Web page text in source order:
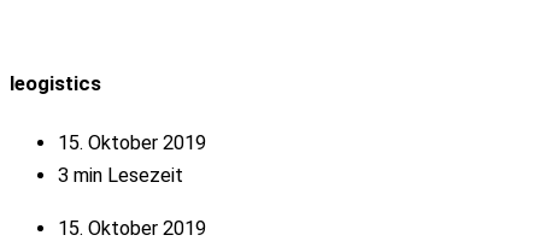
leogistics
15. Oktober 2019
3 min Lesezeit
15. Oktober 2019